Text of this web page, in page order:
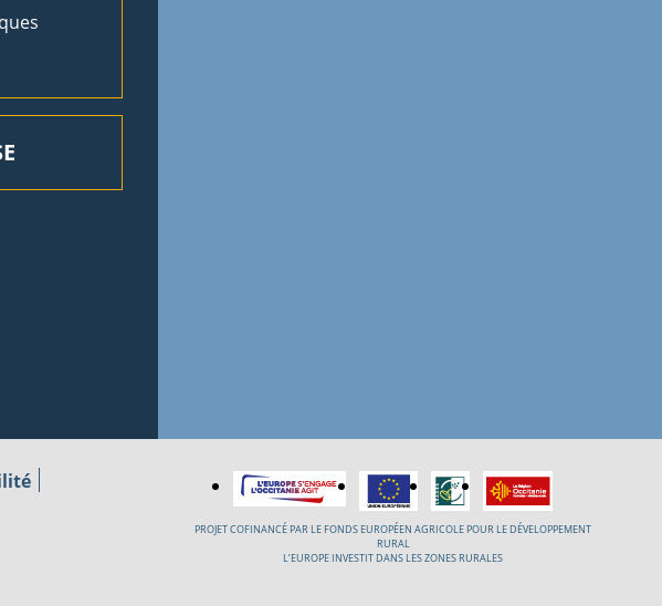
PROJET COFINANCÉ PAR LE FONDS EUROPÉEN AGRICOLE POUR LE DÉVELOPPEMENT
RURAL
L’EUROPE INVESTIT DANS LES ZONES RURALES